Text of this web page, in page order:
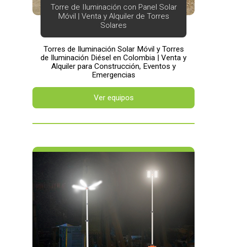
Torre de Iluminación con Panel Solar
Móvil | Venta y Alquiler de Torres
Solares
Torres de Iluminación Solar Móvil y Torres
de Iluminación Diésel en Colombia | Venta y
Alquiler para Construcción, Eventos y
Emergencias
Ver equipos